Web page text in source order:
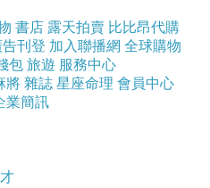
書店 露天拍賣 比比昂代購
告刊登 加入聯播網 全球購物
包 旅遊 服務中心
將 雜誌 星座命理 會員中心
業簡訊